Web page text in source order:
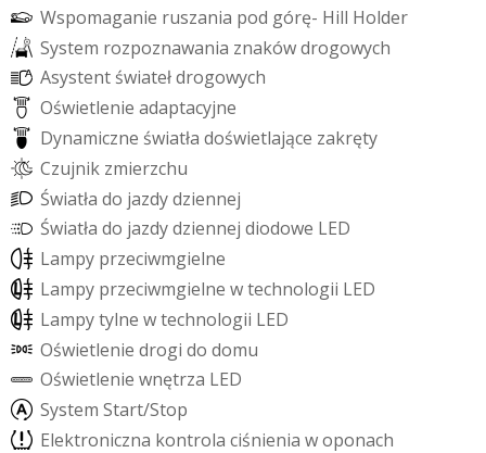
Wspomaganie ruszania pod górę- Hill Holder
System rozpoznawania znakówdrogowych
Asystent światełdrogowych
Oświetlenie adaptacyjne
Dynamiczne światła doświetlające zakręty
Czujnik zmierzchu
Światła do jazdydziennej
Światła do jazdydziennej diodowe LED
Lampy przeciwmgielne
Lampy przeciwmgielne wtechnologii LED
Lampytylne wtechnologii LED
Oświetlenie drogi do domu
Oświetlenie wnętrza LED
System Start/Stop
Elektroniczna kontrola ciśnienia woponach